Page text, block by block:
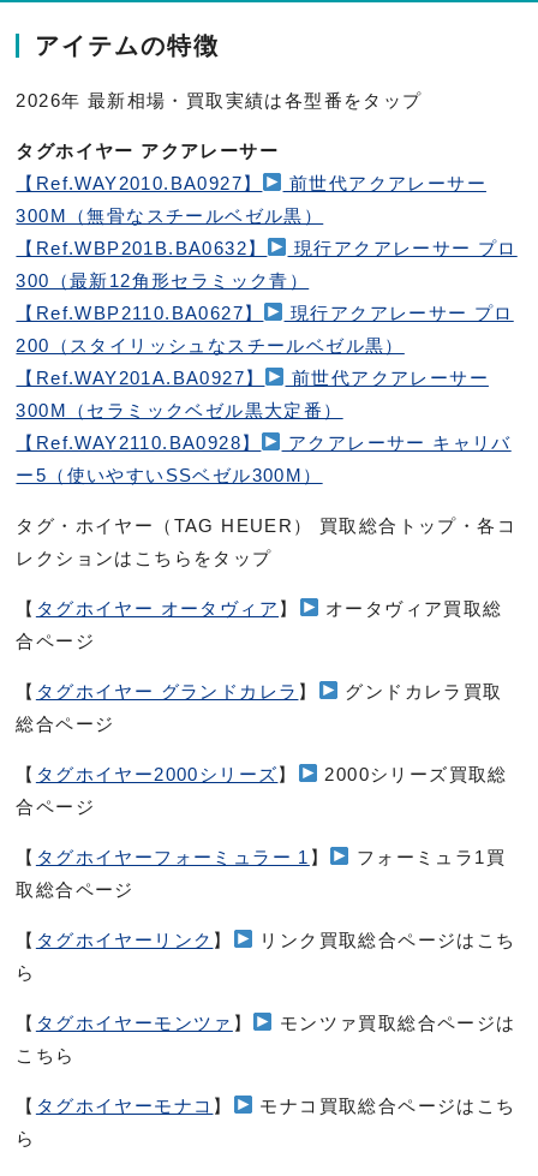
アイテムの特徴
2026年 最新相場・買取実績は各型番をタップ
タグホイヤー アクアレーサー
【Ref.WAY2010.BA0927】
前世代アクアレーサー
300M（無骨なスチールベゼル黒）
【Ref.WBP201B.BA0632】
現行アクアレーサー プロ
300（最新12角形セラミック青）
【Ref.WBP2110.BA0627】
現行アクアレーサー プロ
200（スタイリッシュなスチールベゼル黒）
【Ref.WAY201A.BA0927】
前世代アクアレーサー
300M（セラミックベゼル黒大定番）
【Ref.WAY2110.BA0928】
アクアレーサー キャリバ
ー5（使いやすいSSベゼル300M）
タグ・ホイヤー（TAG HEUER） 買取総合トップ・各コ
レクションはこちらをタップ
【 タグホイヤー オータヴィア 】
オータヴィア買取総
合ページ
【 タグホイヤー グランドカレラ 】
グンドカレラ買取
総合ページ
【 タグホイヤー2000シリーズ】
2000シリーズ買取総
合ページ
【 タグホイヤーフォーミュラー 1 】
フォーミュラ1買
取総合ページ
【 タグホイヤーリンク 】
リンク買取総合ページはこち
ら
【 タグホイヤーモンツァ 】
モンツァ買取総合ページは
こちら
【 タグホイヤーモナコ 】
モナコ買取総合ページはこち
ら